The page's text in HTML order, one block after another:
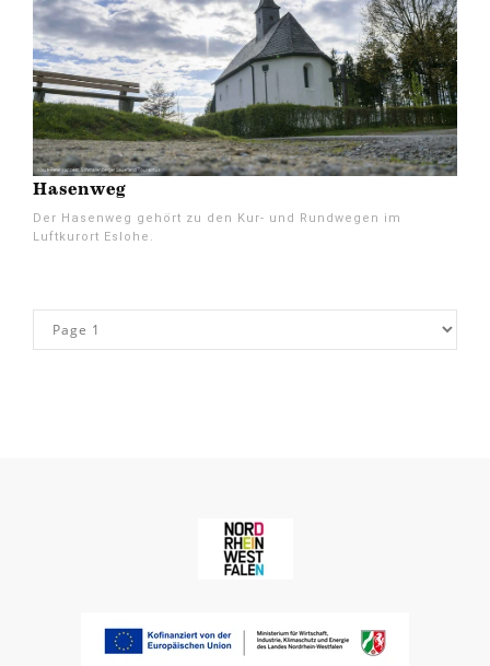
Hasenweg
Der Hasenweg gehört zu den Kur- und Rundwegen im
Luftkurort Eslohe.